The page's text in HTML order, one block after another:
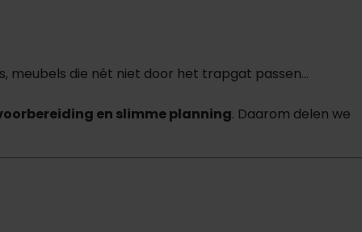
meubels die nét niet door het trapgat passen…
en slimme planning. Daarom delen we